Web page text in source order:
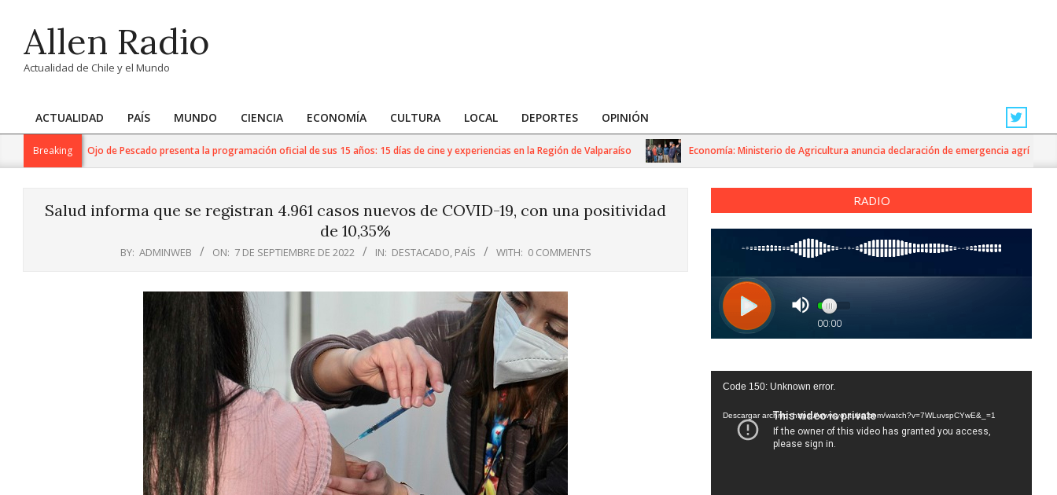
contentAllen Radio
Actualidad de Chile y el Mundo
Primary
Navigation
ACTUALIDAD PAÍS MUNDO CIENCIA ECONOMÍA CULTURA LOCAL DEPORTES OPINIÓN
Breaking
de Cine Ojo de Pescado presenta la programación oficial de sus 15 años: 15 días de cine y experiencias en la Región de Valparaíso Economía: Ministerio de Agricultura anuncia declaración de emergencia agrícola por
Salud informa que se registran 4.961 casos nuevos de COVID-19, con una positividad
de 10,35%
BY: ADMINWEB ON: 7 DE SEPTIEMBRE DE 2022 IN: DESTACADO, PAÍS WITH: 0 COMMENTS
RADIO
Reproductor
vídeo
Code 150: Unknown error.
Descargar archivo: https://www.youtube.com/watch?v=7WLuvspCYwE&_=1